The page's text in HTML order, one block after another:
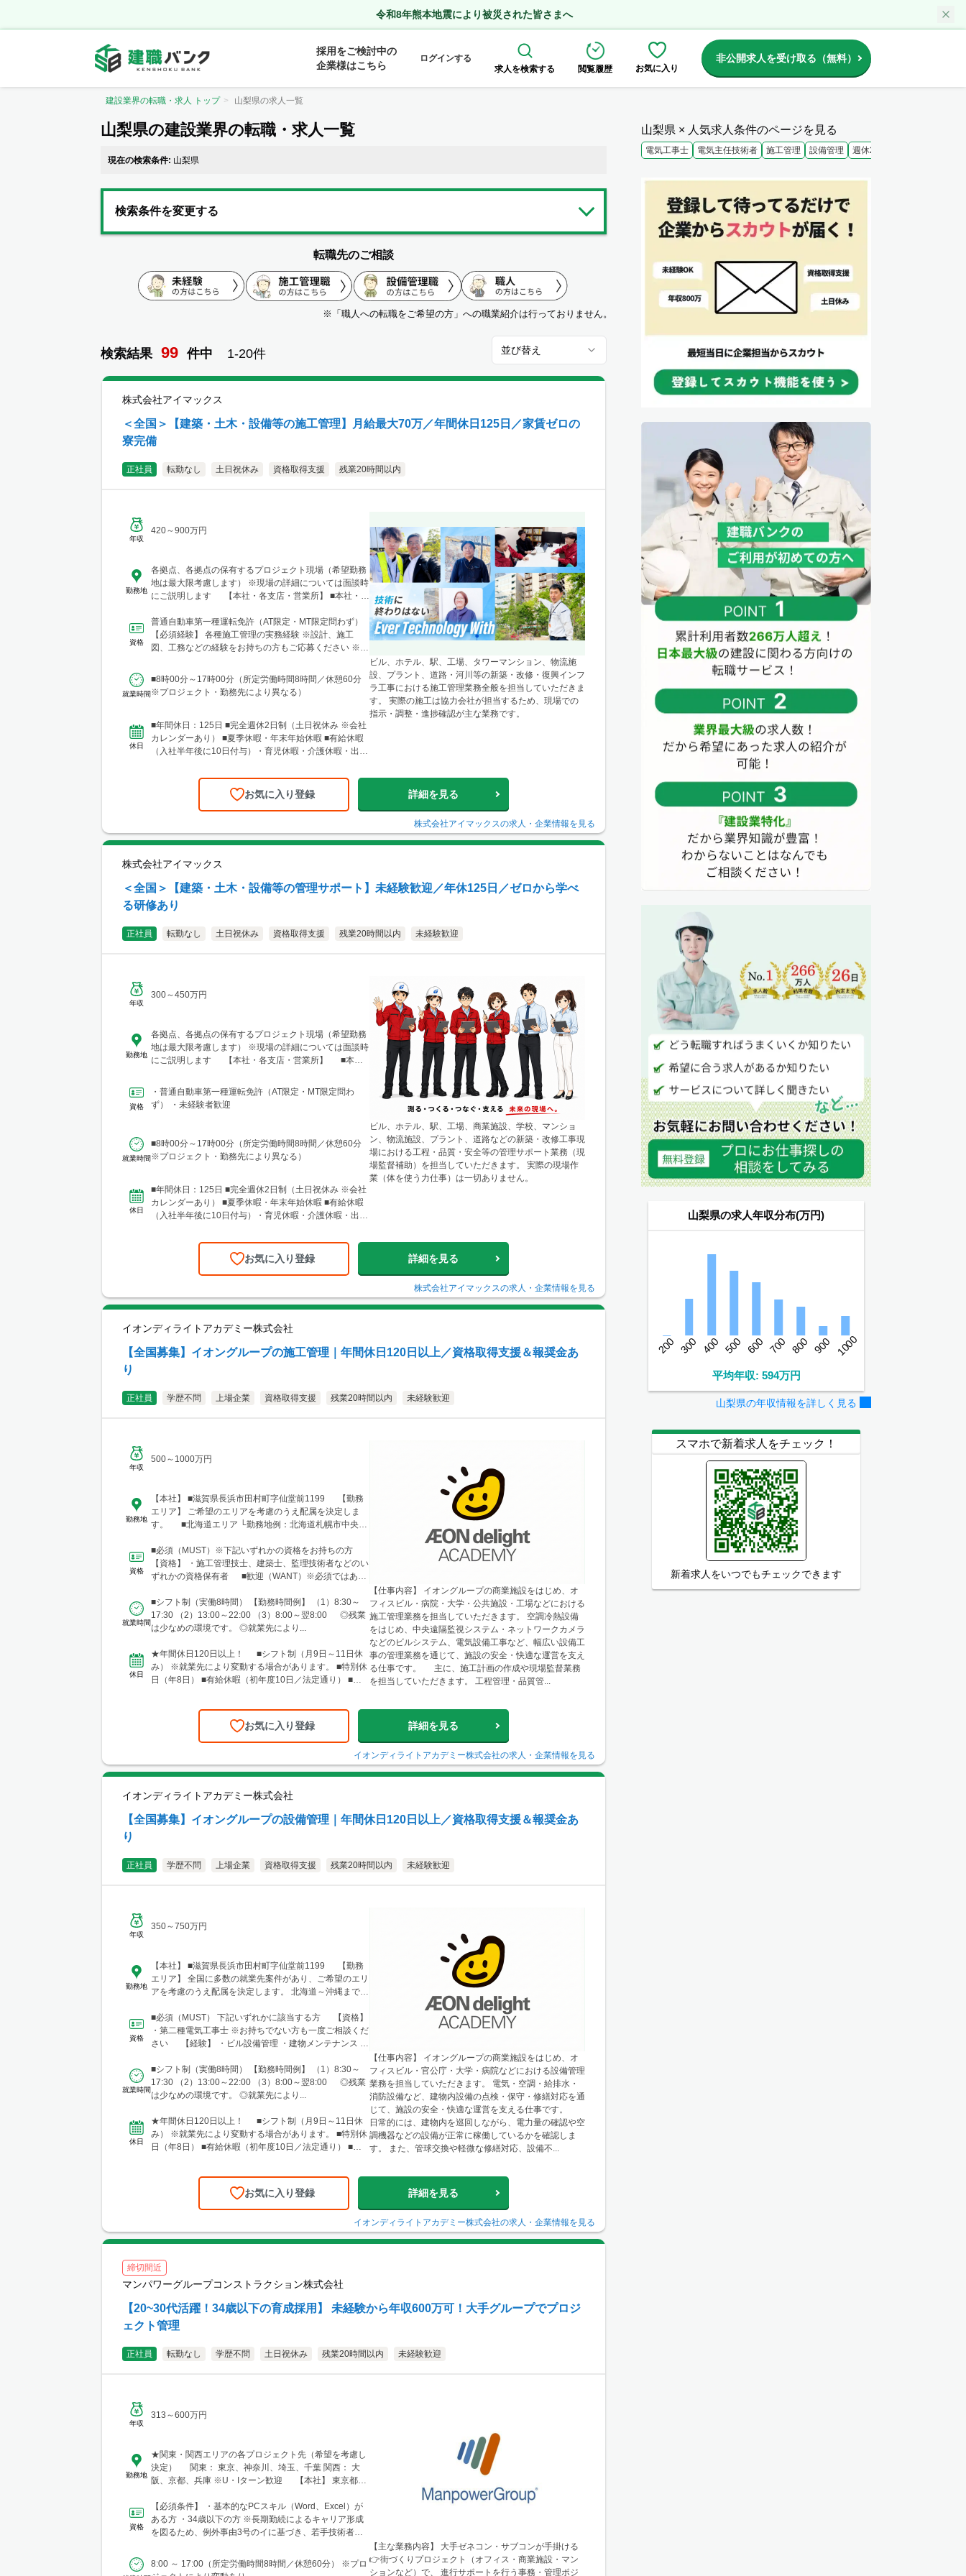
令和8年熊本地震により被災された皆さまへ
採用をご検討中の
企業様はこちら
ログインする
求人を検索する
閲覧履歴 お気に入り
非公開求人を受け取る（無料）
建設業界の転職・求人 トップ 山梨県の求人一覧
山梨県の建設業界の転職・求人一覧
現在の検索条件: 山梨県
検索条件を変更する
転職先のご相談
※「職人への転職をご希望の方」への職業紹介は行っておりません。
検索結果 99 件中 1-20件 並び替え
株式会社アイマックス
＜全国＞【建築・土木・設備等の施工管理】月給最大70万／年間休日125日／家賃ゼロの
寮完備
正社員 転勤なし 土日祝休み 資格取得支援 残業20時間以内
年収
420～900万円
勤務地
各拠点、各拠点の保有するプロジェクト現場（希望勤務
地は最大限考慮します） ※現場の詳細については面談時
にご説明します 【本社・各支店・営業所】 ■本社・関
テートメナー1055 └アクセス：京王線「新宿駅」から徒
歩5分 ※東京都を中心とした首都圏のほか、栃木・群
馬・茨城・埼玉・山梨・千葉・神奈川などに関東圏内の
区中央1丁目7-4（アーケード内） 宮城商事ビル4F ※宮
城県エリアのほか、青森・岩手・秋田・山形・福島など
に現場あり ■北日本支店 札幌営業所・建設総合技術セ
13 NKエルムビル1F └アクセス：地下鉄「北12条駅」徒
歩3分、JR「札幌駅」徒歩9分 ※札幌を中心とした道央
圏のほか、道南・道東・道北の各地区（小樽・千歳・岩
所 兵庫県神戸市中央区東町122-2 港都ビル8階 └アクセ
ス：「三宮・花時計前駅」から徒歩2分、「三宮駅」か
ら徒歩8分 ※関西、近畿圏を中心としたエリアのほか、
前第3ビル5階10号 └アクセス：阪急電鉄「大阪梅田
良好 ※関西、近畿圏を中心としたエリアのほか、東海・
北陸エリアにも現場あり。
資格
普通自動車第一種運転免許（AT限定・MT限定問わず）
【必須経験】 各種施工管理の実務経験 ※設計、施工
図、工務などの経験をお持ちの方もご応募ください ※経
就業時間
■8時00分～17時00分（所定労働時間8時間／休憩60分
※プロジェクト・勤務先により異なる）
休日
■年間休日：125日 ■完全週休2日制（土日祝休み ※会社
カレンダーあり） ■夏季休暇・年末年始休暇 ■有給休暇
（入社半年後に10日付与）・育児休暇・介護休暇・出張
ビル、ホテル、駅、工場、タワーマンション、物流施
設、プラント、道路・河川等の新築・改修・復興インフ
ラ工事における施工管理業務全般を担当していただきま
す。 実際の施工は協力会社が担当するため、現場での
指示・調整・進捗確認が主な業務です。
お気に入り登録 詳細を見る
株式会社アイマックスの求人・企業情報を見る
株式会社アイマックス
＜全国＞【建築・土木・設備等の管理サポート】未経験歓迎／年休125日／ゼロから学べ
る研修あり
正社員 転勤なし 土日祝休み 資格取得支援 残業20時間以内 未経験歓迎
年収
300～450万円
勤務地
各拠点、各拠点の保有するプロジェクト現場（希望勤務
地は最大限考慮します） ※現場の詳細については面談時
にご説明します 【本社・各支店・営業所】 ■本
ューステートメナー1055 └アクセス：京王線「新宿駅」
から徒歩5分 ※東京都を中心とした首都圏のほか、栃
木・群馬・茨城・埼玉・山梨・千葉・神奈川などに関東
市青葉区中央1丁目7-4（アーケード内） 宮城商事ビル
4F ※宮城県エリアのほか、青森・岩手・秋田・山形・
福島などに現場あり ■北日本支店 札幌営業所・建設
条西3丁目13 NKエルムビル1F └アクセス：地下鉄「北
12条駅」徒歩3分、JR「札幌駅」徒歩9分 ※札幌を中心
とした道央圏のほか、道南・道東・道北の各地区（小
店 神戸営業所 兵庫県神戸市中央区東町122-2 港都ビル8
階 └アクセス：「三宮・花時計前駅」から徒歩2分、
「三宮駅」から徒歩8分 ※関西、近畿圏を中心としたエ
1-1-3-500 大阪駅前第3ビル5階10号 └アクセス：阪急電
よりアクセス良好 ※関西、近畿圏を中心としたエリアの
ほか、東海・北陸エリアにも現場あり。
資格
・普通自動車第一種運転免許（AT限定・MT限定問わ
ず） ・未経験者歓迎
就業時間
■8時00分～17時00分（所定労働時間8時間／休憩60分
※プロジェクト・勤務先により異なる）
休日
■年間休日：125日 ■完全週休2日制（土日祝休み ※会社
カレンダーあり） ■夏季休暇・年末年始休暇 ■有給休暇
（入社半年後に10日付与）・育児休暇・介護休暇・出張
ビル、ホテル、駅、工場、商業施設、学校、マンショ
ン、物流施設、プラント、道路などの新築・改修工事現
場における工程・品質・安全等の管理サポート業務（現
場監督補助）を担当していただきます。 実際の現場作
業（体を使う力仕事）は一切ありません。
お気に入り登録 詳細を見る
株式会社アイマックスの求人・企業情報を見る
イオンディライトアカデミー株式会社
【全国募集】イオングループの施工管理｜年間休日120日以上／資格取得支援＆報奨金あ
り
正社員 学歴不問 上場企業 資格取得支援 残業20時間以内 未経験歓迎
年収
500～1000万円
勤務地
【本社】 ■滋賀県長浜市田村町字仙堂前1199 【勤務
エリア】 ご希望のエリアを考慮のうえ配属を決定しま
す。 ■北海道エリア └勤務地例：北海道札幌市中央区
市宮城野区榴岡3-4-1 ■北陸信越エリア └勤務地例：
新潟県新潟市中央区笹口1-2 ■関東エリア └勤務地
例：東京都千代田区神田錦町1-1-1 ■東海エリア └勤
■関西エリア └勤務地例：大阪府大阪市中央区南船場2-
3-2 ■中国・四国エリア └勤務地例：広島県広島市南
区段原南1-3-52 ■九州エリア └勤務地例：福岡県福岡
担当いただく際、現場によっては、自宅または現場付近
のホテルから直行直帰をお願いする場合があります。
資格
■必須（MUST）※下記いずれかの資格をお持ちの方
【資格】 ・施工管理技士、建築士、監理技術者などのい
ずれかの資格保有者 ■歓迎（WANT）※必須ではあり
就業時間
■シフト制（実働8時間） 【勤務時間例】 （1）8:30～
17:30 （2）13:00～22:00 （3）8:00～翌8:00 ◎残業
は少なめの環境です。 ◎就業先により...
休日
★年間休日120日以上！ ■シフト制（月9日～11日休
み） ※就業先により変動する場合があります。 ■特別休
日（年8日） ■有給休暇（初年度10日／法定通り） ■慶
【仕事内容】 イオングループの商業施設をはじめ、オ
フィスビル・病院・大学・公共施設・工場などにおける
施工管理業務を担当していただきます。 空調冷熱設備
をはじめ、中央遠隔監視システム・ネットワークカメラ
などのビルシステム、電気設備工事など、幅広い設備工
事の管理業務を通じて、施設の安全・快適な運営を支え
る仕事です。 主に、施工計画の作成や現場監督業務
を担当していただきます。 工程管理・品質管...
お気に入り登録 詳細を見る
イオンディライトアカデミー株式会社の求人・企業情報を見る
イオンディライトアカデミー株式会社
【全国募集】イオングループの設備管理｜年間休日120日以上／資格取得支援＆報奨金あ
り
正社員 学歴不問 上場企業 資格取得支援 残業20時間以内 未経験歓迎
年収
350～750万円
勤務地
【本社】 ■滋賀県長浜市田村町字仙堂前1199 【勤務
エリア】 全国に多数の就業先案件があり、ご希望のエリ
アを考慮のうえ配属を決定します。 北海道～沖縄まで、
台市 ■関東 └東京23区 └町田・立川・調布・西東京 └
横浜・川崎・相模原・海老名・厚木 └千葉・船橋・市
川・柏・浦安・市原 └さいたま・川越・越谷・久喜・三
井・豊橋・岡崎・長久手・日進・稲沢・清須・小牧 └岐
阜・各務原 └津・四日市・桑名・志摩 └静岡・浜松・沼
津・御殿場 ■関西 └大阪市・なんばエリア・梅田エリ
宮・尼崎・姫路・加古川 └京都市・長岡京・舞鶴・木
津・木津川・城陽・京田辺・福知山・綾部・八幡 └滋
賀・大津・草津・近江八幡・長浜・米原 └和歌山・新
資格
■必須（MUST） 下記いずれかに該当する方 【資格】
・第二種電気工事士 ※お持ちでない方も一度ご相談くだ
さい 【経験】 ・ビル設備管理 ・建物メンテナンス な
就業時間
■シフト制（実働8時間） 【勤務時間例】 （1）8:30～
17:30 （2）13:00～22:00 （3）8:00～翌8:00 ◎残業
は少なめの環境です。 ◎就業先により...
休日
★年間休日120日以上！ ■シフト制（月9日～11日休
み） ※就業先により変動する場合があります。 ■特別休
日（年8日） ■有給休暇（初年度10日／法定通り） ■慶
【仕事内容】 イオングループの商業施設をはじめ、オ
フィスビル・官公庁・大学・病院などにおける設備管理
業務を担当していただきます。 電気・空調・給排水・
消防設備など、建物内設備の点検・保守・修繕対応を通
じて、施設の安全・快適な運営を支える仕事です。
日常的には、建物内を巡回しながら、電力量の確認や空
調機器などの設備が正常に稼働しているかを確認しま
す。 また、管球交換や軽微な修繕対応、設備不...
お気に入り登録 詳細を見る
イオンディライトアカデミー株式会社の求人・企業情報を見る
締切間近
マンパワーグループコンストラクション株式会社
【20~30代活躍！34歳以下の育成採用】 未経験から年収600万可！大手グループでプロジ
ェクト管理
正社員 転勤なし 学歴不問 土日祝休み 残業20時間以内 未経験歓迎
年収
313～600万円
勤務地
★関東・関西エリアの各プロジェクト先（希望を考慮し
決定） 関東： 東京、神奈川、埼玉、千葉 関西： 大
阪、京都、兵庫 ※U・Iターン歓迎 【本社】 東京都港
資格
【必須条件】 ・基本的なPCスキル（Word、Excel）が
ある方 ・34歳以下の方 ※長期勤続によるキャリア形成
を図るため、例外事由3号のイに基づき、若手技術者の
8:00 ～ 17:00（所定労働時間8時間／休憩60分） ※プロ
【主な業務内容】 大手ゼネコン・サブコンが手掛ける
👉街づくりプロジェクト（オフィス・商業施設・マン
ションなど）で、 進行サポートを行う事務・管理ポジ
山梨県 × 人気求人条件のページを見る
電気工事士 電気主任技術者 施工管理 設備管理 週休2日
山梨県の求人年収分布(万円)
200 300 400 500 600 700 800 900 1000
平均年収: 594万円
山梨県の年収情報を詳しく見る
スマホで新着求人をチェック！
新着求人をいつでもチェックできます